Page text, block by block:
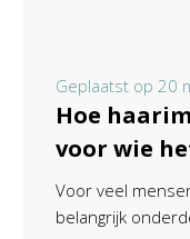
Geplaatst op 20
Hoe
voor wie
Voor veel
belangrijk